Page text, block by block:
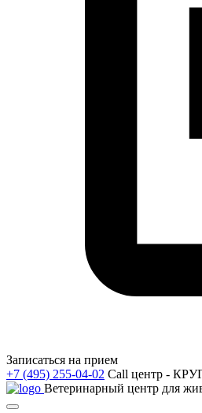
Записаться на прием
+7 (495) 255-04-02 Call центр -
Ветеринарный центр для